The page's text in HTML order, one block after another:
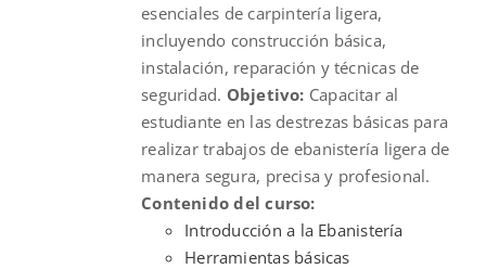
esenciales de carpintería ligera,
incluyendo construcción básica,
instalación, reparación y técnicas de
seguridad. Objetivo: Capacitar al
estudiante en las destrezas básicas para
realizar trabajos de ebanistería ligera de
manera segura, precisa y profesional.
Contenido del curso:
Introducción a la Ebanistería
Herramientas básicas